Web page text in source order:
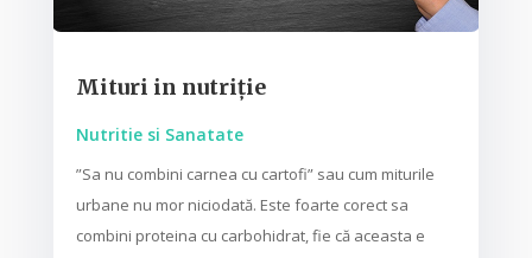
Mituri in nutriție
Nutritie si Sanatate
”Sa nu combini carnea cu cartofi” sau cum miturile
urbane nu mor niciodată. Este foarte corect sa
combini proteina cu carbohidrat, fie că aceasta e